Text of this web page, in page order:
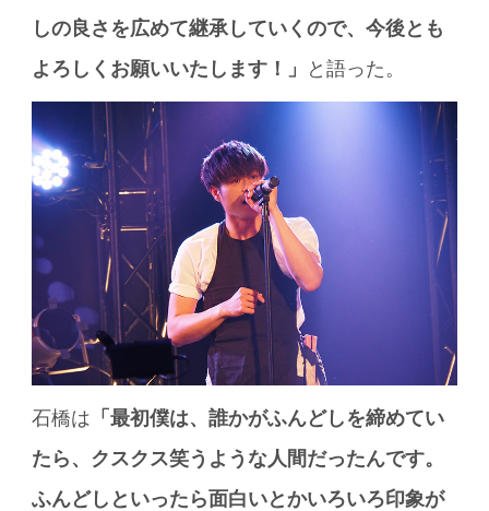
しの良さを広めて継承していくので、今後とも
よろしくお願いいたします！」
と語った。
石橋は 「最初僕は、誰かがふんどしを締めてい
たら、クスクス笑うような人間だったんです。
ふんどしといったら面白いとかいろいろ印象が